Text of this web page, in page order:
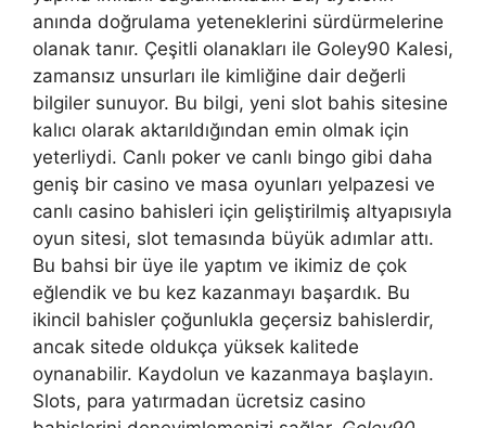
anında doğrulama yeteneklerini sürdürmelerine
olanak tanır. Çeşitli olanakları ile Goley90 Kalesi,
zamansız unsurları ile kimliğine dair değerli
bilgiler sunuyor. Bu bilgi, yeni slot bahis sitesine
kalıcı olarak aktarıldığından emin olmak için
yeterliydi. Canlı poker ve canlı bingo gibi daha
geniş bir casino ve masa oyunları yelpazesi ve
canlı casino bahisleri için geliştirilmiş altyapısıyla
oyun sitesi, slot temasında büyük adımlar attı.
Bu bahsi bir üye ile yaptım ve ikimiz de çok
eğlendik ve bu kez kazanmayı başardık. Bu
ikincil bahisler çoğunlukla geçersiz bahislerdir,
ancak sitede oldukça yüksek kalitede
oynanabilir. Kaydolun ve kazanmaya başlayın.
Slots, para yatırmadan ücretsiz casino